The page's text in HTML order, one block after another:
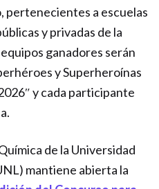
pertenecientes a escuelas
y privadas de la
ganadores serán
y Superheroínas
y cada participante
de la Universidad
mantiene abierta la